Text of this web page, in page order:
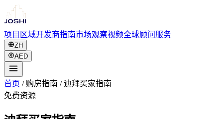
项目 区域开发商指南市场观察视频全球顾问服务
ZH
AED
首页 / 购房指南 / 迪拜买家指南
免费资源